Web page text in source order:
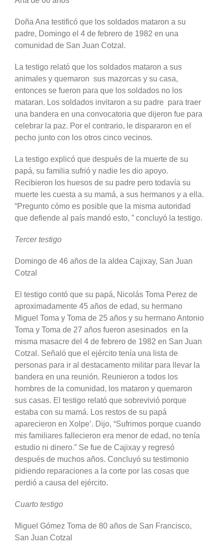
Doña Ana testificó que los soldados mataron a su
padre, Domingo el 4 de febrero de 1982 en una
comunidad de San Juan Cotzal.
La testigo relató que los soldados mataron a sus
animales y quemaron sus mazorcas y su casa,
entonces se fueron para que los soldados no los
mataran. Los soldados invitaron a su padre para traer
una bandera en una convocatoria que dijeron fue para
celebrar la paz. Por el contrario, le dispararon en el
pecho junto con los otros cinco vecinos.
La testigo explicó que después de la muerte de su
papá, su familia sufrió y nadie les dio apoyo.
Recibieron los huesos de su padre pero todavía su
muerte les cuesta a su mamá, a sus hermanos y a ella.
“Pregunto cómo es posible que la misma autoridad
que defiende al país mandó esto, ” concluyó la testigo.
Tercer testigo
Domingo de 46 años de la aldea Cajixay, San Juan
Cotzal
El testigo contó que su papá, Nicolás Toma Perez de
aproximadamente 45 años de edad, su hermano
Miguel Toma y Toma de 25 años y su hermano Antonio
Toma y Toma de 27 años fueron asesinados en la
misma masacre del 4 de febrero de 1982 en San Juan
Cotzal. Señaló que el ejército tenía una lista de
personas para ir al destacamento militar para llevar la
bandera en una reunión. Reunieron a todos los
hombres de la comunidad, los mataron y quemaron
sus casas. El testigo relató que sobrevivió porque
estaba con su mamá. Los restos de su papá
aparecieron en Xolpe’. Dijo, “Sufrimos porque cuando
mis familiares fallecieron era menor de edad, no tenía
estudio ni dinero.” Se fue de Cajixay y regresó
después de muchos años. Concluyó su testimonio
pidiendo reparaciones a la corte por las cosas que
perdió a causa del ejército.
Cuarto testigo
Miguel Gómez Toma de 80 años de San Francisco,
San Juan Cotzal